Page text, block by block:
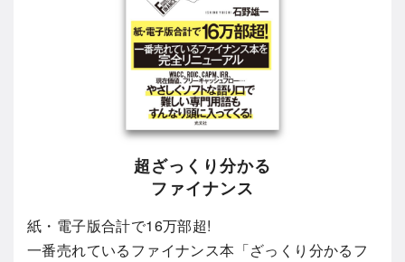
超ざっくり分かる
ファイナンス
紙・電子版合計で16万部超!
一番売れているファイナンス本「ざっくり分かるフ